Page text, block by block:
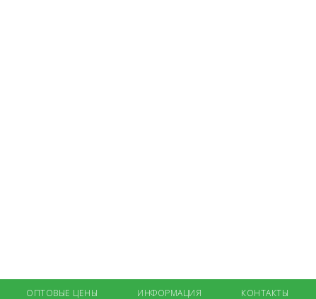
ОПТОВЫЕ ЦЕНЫ ИНФОРМАЦИЯ КОНТАКТЫ